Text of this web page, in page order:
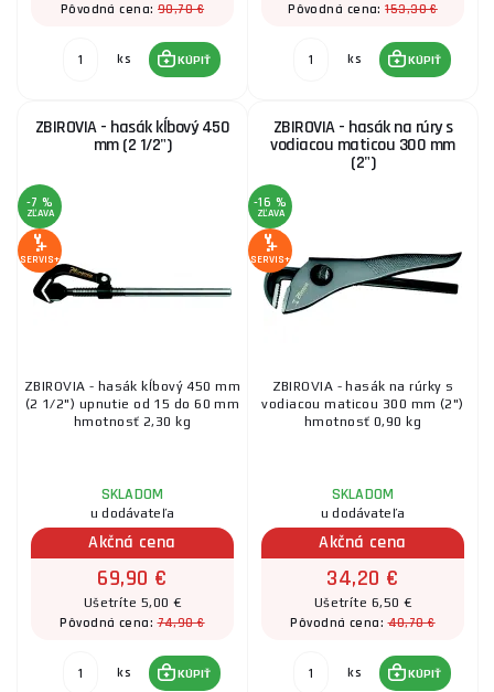
Pôvodná cena:90,70 €
ks KÚPIŤ
Pôvodná cena:153,30 €
ks KÚPIŤ
ZBIROVIA - hasák kĺbový 450
mm (2 1/2")
-7 %
ZĽAVA
SERVIS+
ZBIROVIA - hasák kĺbový 450 mm
(2 1/2") upnutie od 15 do 60 mm
hmotnosť 2,30 kg
SKLADOM
u dodávateľa
Akčná cena
69,90 €
Ušetríte 5,00 €
Pôvodná cena:74,90 €
ks KÚPIŤ
ZBIROVIA - hasák na rúry s
vodiacou maticou 300 mm
(2")
-16 %
ZĽAVA
SERVIS+
ZBIROVIA - hasák na rúrky s
vodiacou maticou 300 mm (2")
hmotnosť 0,90 kg
SKLADOM
u dodávateľa
Akčná cena
34,20 €
Ušetríte 6,50 €
Pôvodná cena:40,70 €
ks KÚPIŤ